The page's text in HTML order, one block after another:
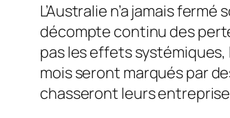
L’Australie n’a jamais
décompte continu des
pas les effets
mois seront marqués par
chasseront leurs